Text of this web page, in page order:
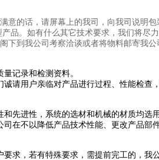
意的话， 请屏幕上的我司 ，向我司说明包
产品。如有什么其它技术要求，我们将尽
下到我公司考察洽谈或者将物料邮寄我公
记录和检测资料。
请用户亲临对产品进行过程、性能检查
先进性，系统的选材和机械的材质均选
司在不以降低产品技术性能、更改产品部
要求，若有特殊要求，需提前完工的，我